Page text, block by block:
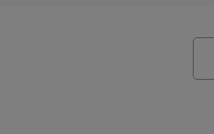
ら個別規定はその名称のいかんに関わらず、本
本規約の定めが前項の個別規定の定めと矛盾す